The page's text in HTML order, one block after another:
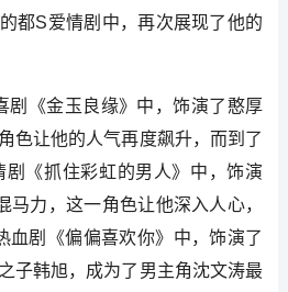
都S爱情剧中，再次展现了他的
剧《金玉良缘》中，饰演了憨厚
色让他的人气再度飙升，而到了
剧《抓住彩虹的男人》中，饰演
马力，这一角色让他深入人心，
血剧《偏偏喜欢你》中，饰演了
子韩旭，成为了男主角沈文涛最